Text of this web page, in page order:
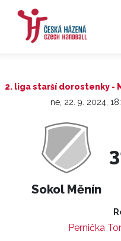
2. liga starší dorostenky -
ne, 22. 9. 2024,
Sokol Měnín
Pernička